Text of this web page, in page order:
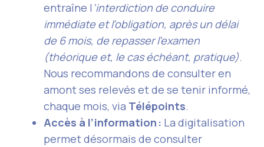
entraîne l ’interdiction de conduire
immédiate et l’obligation, après un délai
de 6 mois, de repasser l’examen
(théorique et, le cas échéant, pratique).
Nous recommandons de consulter en
amont ses relevés et de se tenir informé,
chaque mois, via Télépoints.
Accès à l’information : La digitalisation
permet désormais de consulter